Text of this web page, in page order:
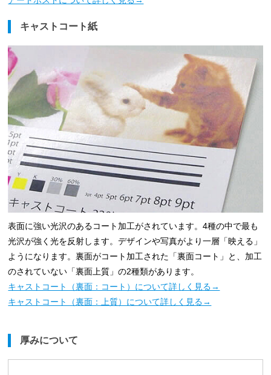
キャストコート紙
表面に強い光沢のあるコート加工がされています。4種の中で最も
光沢が強く光を反射します。デザインや写真がより一層「映える」
ようになります。裏面がコート加工された「裏面コート」と、加工
のされていない「裏面上質」の2種類があります。
キャストコート（裏面：コート）について詳しく見る→
キャストコート（裏面：上質）について詳しく見る→
厚みについて